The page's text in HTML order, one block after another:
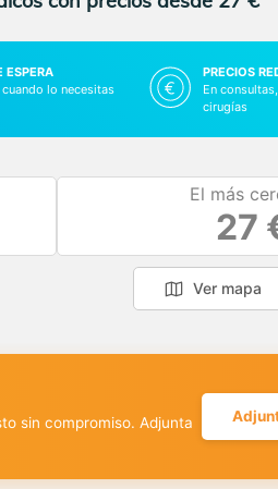
ESPERA
lo necesitas
PRECIOS
En
cirugías
El más
27
Ver mapa
sin compromiso. Adjunta